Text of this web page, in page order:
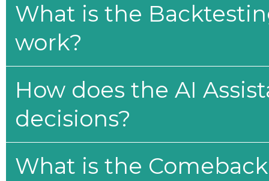
What is the
work?
How does the AI
decisions?
What is the